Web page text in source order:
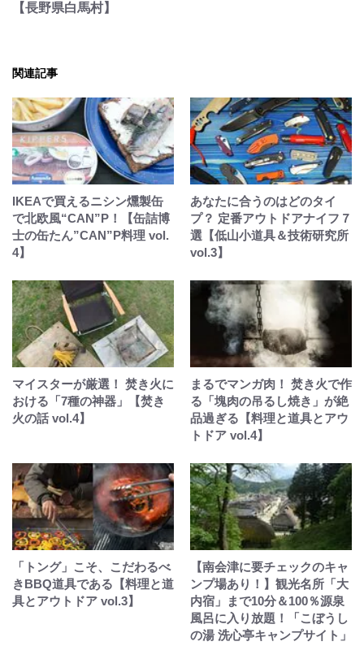
【長野県白馬村】
関連記事
IKEAで買えるニシン燻製缶
で北欧風“CAN”P！【缶詰博
士の缶たん”CAN”P料理 vol.
4】
あなたに合うのはどのタイ
プ？ 定番アウトドアナイフ７
選【低山小道具＆技術研究所
vol.3】
マイスターが厳選！ 焚き火に
おける「7種の神器」【焚き
火の話 vol.4】
まるでマンガ肉！ 焚き火で作
る「塊肉の吊るし焼き」が絶
品過ぎる【料理と道具とアウ
トドア vol.4】
「トング」こそ、こだわるべ
きBBQ道具である【料理と道
具とアウトドア vol.3】
【南会津に要チェックのキャ
ンプ場あり！】観光名所「大
内宿」まで10分＆100％源泉
風呂に入り放題！「こぼうし
の湯 洗心亭キャンプサイト」